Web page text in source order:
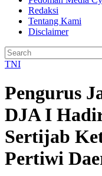
Redaksi
Tentang Kami
Disclaimer
TNI
Pengurus
DJA I
Sertijab
Pertiwi